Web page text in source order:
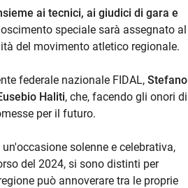
ai tecnici, ai giudici di gara e
speciale sarà assegnato al
del movimento atletico regionale.
federale nazionale FIDAL, Stefano
Haliti, che, facendo gli onori di
per il futuro.
solenne e celebrativa,
del 2024, si sono distinti per
può annoverare tra le proprie